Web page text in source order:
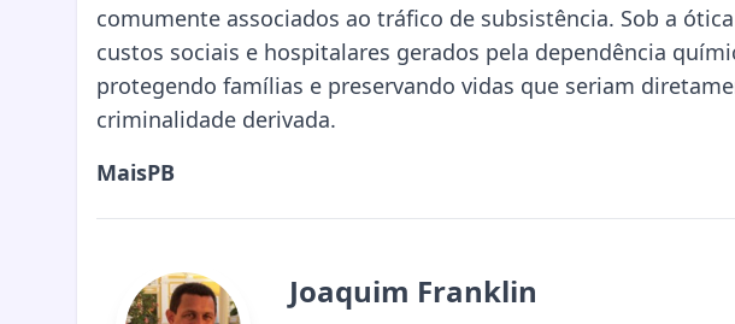
comumente associados ao tráfico de subsistência. Sob a
custos sociais e hospitalares gerados pela dependência
protegendo famílias e preservando vidas que seriam
criminalidade derivada.
MaisPB
Joaquim Franklin